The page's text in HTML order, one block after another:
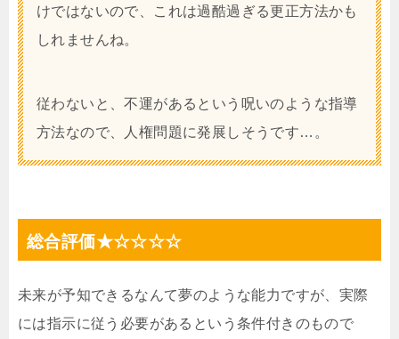
けではないので、これは過酷過ぎる更正方法かも
しれませんね。
従わないと、不運があるという呪いのような指導
方法なので、人権問題に発展しそうです…。
総合評価★☆☆☆☆
未来が予知できるなんて夢のような能力ですが、実際
には指示に従う必要があるという条件付きのもので